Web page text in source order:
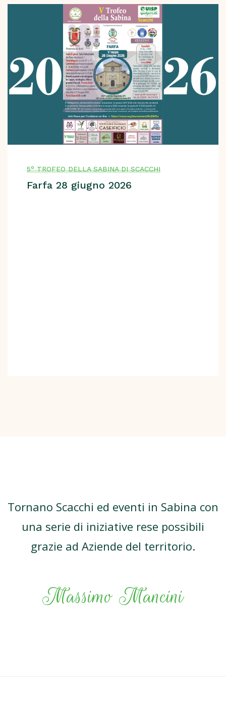
5° TROFEO DELLA SABINA DI SCACCHI
Farfa 28 giugno 2026
Tornano Scacchi ed eventi in Sabina con
una serie di iniziative rese possibili
grazie ad Aziende del territorio.
Massimo Mancini